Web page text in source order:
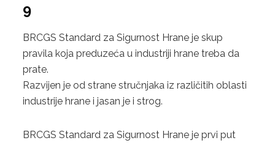
9
BRCGS Standard za Sigurnost Hrane je skup
pravila koja preduzeća u industriji hrane treba da
prate.
Razvijen je od strane stručnjaka iz različitih oblasti
industrije hrane i jasan je i strog.
BRCGS Standard za Sigurnost Hrane je prvi put
BRCGS STANDARD ZA MATERIJALE ZA AMBALAŽU,
IZDANJE 6 -
BRCGS CERTIFIKACIJA ZA POTROŠAČKE PROIZVODE